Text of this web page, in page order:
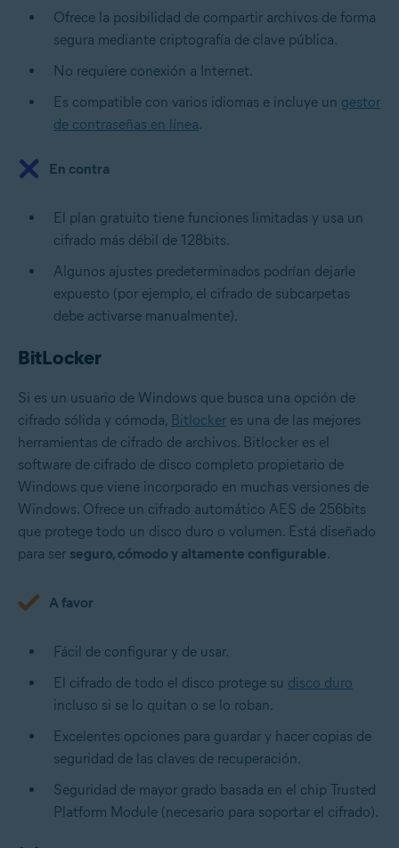
Ofrece la posibilidad de compartir archivos de forma
segura mediante criptografía de clave pública.
No requiere conexión a Internet.
Es compatible con varios idiomas e incluye un gestor
de contraseñas en línea.
En contra
El plan gratuito tiene funciones limitadas y usa un
cifrado más débil de 128bits.
Algunos ajustes predeterminados podrían dejarle
expuesto (por ejemplo, el cifrado de subcarpetas
debe activarse manualmente).
BitLocker
Si es un usuario de Windows que busca una opción de
cifrado sólida y cómoda, Bitlocker es una de las mejores
herramientas de cifrado de archivos. Bitlocker es el
software de cifrado de disco completo propietario de
Windows que viene incorporado en muchas versiones de
Windows. Ofrece un cifrado automático AES de 256bits
que protege todo un disco duro o volumen. Está diseñado
para ser seguro, cómodo y altamente configurable.
A favor
Fácil de configurar y de usar.
El cifrado de todo el disco protege su disco duro
incluso si se lo quitan o se lo roban.
Excelentes opciones para guardar y hacer copias de
seguridad de las claves de recuperación.
Seguridad de mayor grado basada en el chip Trusted
Platform Module (necesario para soportar el cifrado).